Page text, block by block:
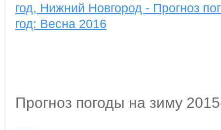
год, Нижний Новгород - Прогноз
год: Весна 2016
Прогноз погоды на зиму